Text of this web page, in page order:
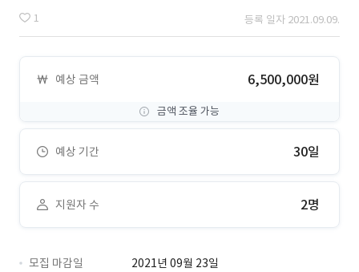
1 등록 일자 2021.09.09.
예상 금액 6,500,000원
금액 조율 가능
예상 기간 30일
지원자 수 2명
모집 마감일
2021년 09월 23일